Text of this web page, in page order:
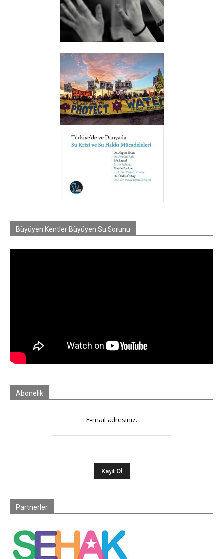
Büyüyen Kentler Büyüyen Su Sorunu
Abonelik
E-mail adresiniz:
Partnerler